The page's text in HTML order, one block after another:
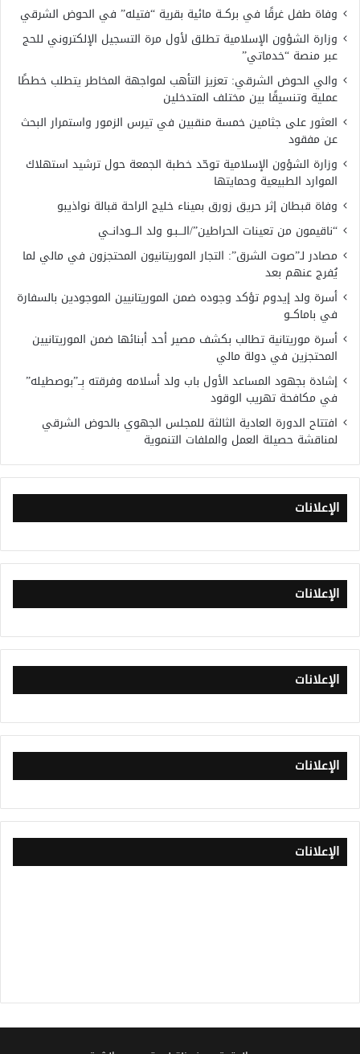
وفاة طفل غرقًا في بركــة مائية بقرية “فتيله” في الحوض الشرقي
وزارة الشؤون الإسلامية تطلق لأول مرة التسجيل الإلكتروني للحج
عبر منصة “خدماتي”
والي الحوض الشرقي: تعزيز التأهب لمواجهة المخاطر يتطلب خططًا
عملية وتنسيقًا بين مختلف المتدخلين
العثور على جثامين خمسة منقبين في تيرس الزمور واستمرار البحث
عن مفقود
وزارة الشؤون الإسلامية توحّد خطبة الجمعة حول ترشيد استهلاك
الموارد الطبيعية وحمايتها
وفاة قبطان إثر حريق زورق بميناء خليج الراحة قبالة نواذيبو
“ناقيمون من تعينات الحراطين”/الـــبـو ولد الـــودانــي
مصادر لـ”صوت الشرق”: التجار الموريتانيون المحتجزون في مالي لما
يُفرج عنهم بعد
أسرة ولد إيدوم تؤكد وجوده ضمن الموريتانيين الموجودين بالسفارة
في باماكــو
أسرة موريتانية تطالب بكشف مصير أحد أبنائها ضمن الموريتانيين
المحتجزين في دولة مالي
إشادة بجهود المساعد الأول باب ولد أسلامه وفرقته بِــ”بوصطيله”
في مكافحة تهريب الوقود
افتتاح الدورة العادية الثالثة للمجلس الجهوي بالحوض الشرقي
لمناقشة حصيلة العمل والملفات التنموية
الإعلانات
الإعلانات
الإعلانات
الإعلانات
الإعلانات